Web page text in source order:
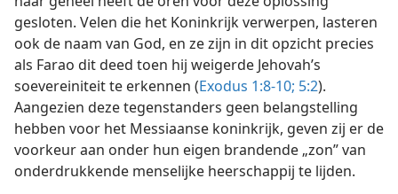
gesloten. Velen die het Koninkrijk verwerpen, lasteren
ook de naam van God, en ze zijn in dit opzicht precies
als Farao dit deed toen hij weigerde Jehovah’s
soevereiniteit te erkennen (Exodus 1:8-10; 5:2).
Aangezien deze tegenstanders geen belangstelling
hebben voor het Messiaanse koninkrijk, geven zij er de
voorkeur aan onder hun eigen brandende „zon” van
onderdrukkende menselijke heerschappij te lijden.